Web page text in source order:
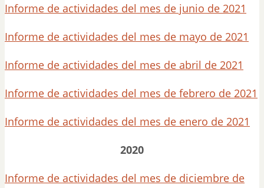
Informe de actividades del mes de junio de 2021
Informe de actividades del mes de mayo de 2021
Informe de actividades del mes de abril de 2021
Informe de actividades del mes de febrero de 2021
Informe de actividades del mes de enero de 2021
2020
Informe de actividades del mes de diciembre de